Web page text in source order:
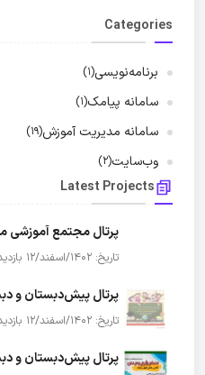
Categories
برنامه‌نویسی(1)
سامانه پیامک(1)
سامانه مدیریت آموزش(19)
وب‌سایت(2)
Latest Projects
پرتال مجتمع آموزشی
تاریخ: 1402/اسفند/12 بازدید:
پرتال پیش‌دبستان و
تاریخ: 1402/اسفند/12 بازدید:
پرتال پیش‌دبستان و